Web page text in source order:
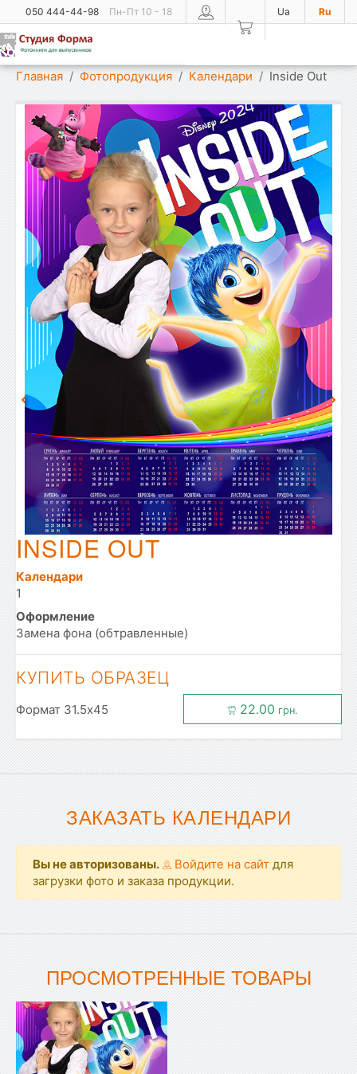
Ua Ru
050 444-44-98 Пн-Пт 10 - 18
Показать меню
Главная Фотопродукция Календари Inside Out
INSIDE OUT
Календари
1
Оформление
Замена фона (обтравленные)
КУПИТЬ ОБРАЗЕЦ
Формат 31.5x45 22.00 грн.
ЗАКАЗАТЬ КАЛЕНДАРИ
Вы не авторизованы. Войдите на сайт для
загрузки фото и заказа продукции.
ПРОСМОТРЕННЫЕ ТОВАРЫ